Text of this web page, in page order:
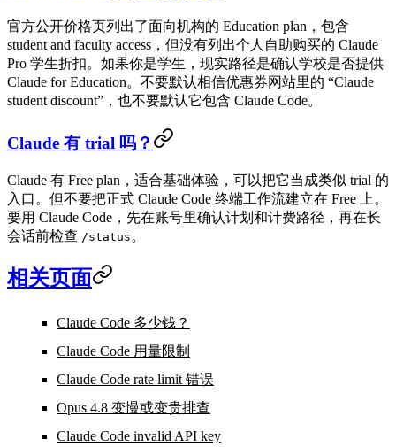
官方公开价格页列出了面向机构的 Education plan，包含
student and faculty access，但没有列出个人自助购买的 Claude
Pro 学生折扣。如果你是学生，现实路径是确认学校是否提供
Claude for Education。不要默认相信优惠券网站里的 “Claude
student discount”，也不要默认它包含 Claude Code。
Claude 有 trial 吗？
Claude 有 Free plan，适合基础体验，可以把它当成类似 trial 的
入口。但不要把正式 Claude Code 终端工作流建立在 Free 上。
要用 Claude Code，先在账号里确认计划和计费路径，再在长
会话前检查 /status 。
相关页面
Claude Code 多少钱？
Claude Code 用量限制
Claude Code rate limit 错误
Opus 4.8 变慢或变贵排查
Claude Code invalid API key